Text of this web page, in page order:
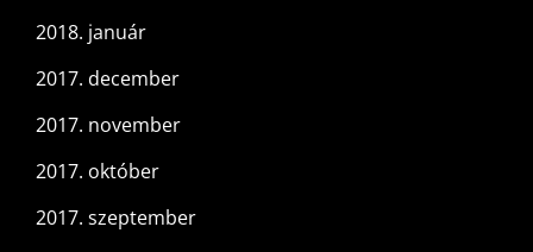
2018. január
2017. december
2017. november
2017. október
2017. szeptember